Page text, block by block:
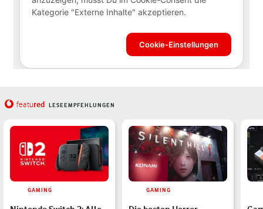
featured LESEEMPFEHLUNGEN
GAMING GAMING